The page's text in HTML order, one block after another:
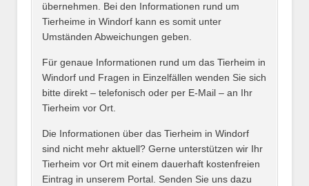
Name des Tierheims*
übernehmen. Bei den Informationen rund um
Tierheime in Windorf kann es somit unter
Umständen Abweichungen geben.
Für genaue Informationen rund um das Tierheim in
Windorf und Fragen in Einzelfällen wenden Sie sich
bitte direkt – telefonisch oder per E-Mail – an Ihr
Tierheim vor Ort.
Die Informationen über das Tierheim in Windorf
sind nicht mehr aktuell? Gerne unterstützen wir Ihr
Tierheim vor Ort mit einem dauerhaft kostenfreien
Eintrag in unserem Portal. Senden Sie uns dazu